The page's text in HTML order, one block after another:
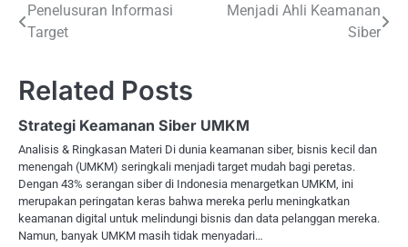
Post
navigation
Penelusuran Informasi
Target
Menjadi Ahli Keamanan
Siber
Related Posts
Strategi Keamanan Siber UMKM
Analisis & Ringkasan Materi Di dunia keamanan siber, bisnis kecil dan
menengah (UMKM) seringkali menjadi target mudah bagi peretas.
Dengan 43% serangan siber di Indonesia menargetkan UMKM, ini
merupakan peringatan keras bahwa mereka perlu meningkatkan
keamanan digital untuk melindungi bisnis dan data pelanggan mereka.
Namun, banyak UMKM masih tidak menyadari…